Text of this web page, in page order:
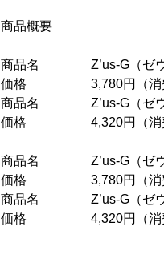
商品概要
商品名 Z’us-G（ゼウス
価格 3,780円（消費
商品名 Z’us-G（ゼウス
価格 4,320円（消費
商品名 Z’us-G（ゼウス
価格 3,780円（消費
商品名 Z’us-G（ゼウス
価格 4,320円（消費